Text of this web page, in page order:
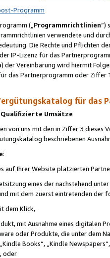
Programm
(„Programmrichtlinien“)
verwendete und
Die Rechte und Pflichten
IP-Lizenz für das
der Vereinbarung wird hiermit
das Partnerprogramm oder
für das
Umsätze
von uns mit den in Ziffer 3
beschriebenen
:
auf Ihrer Website platzierten
eines der nachstehend
mit dem zuerst eintretenden der
dem Klick,
mit Ausnahme eines digitalen
oder Produkte, die unter dem
Books“, „Kindle
oder